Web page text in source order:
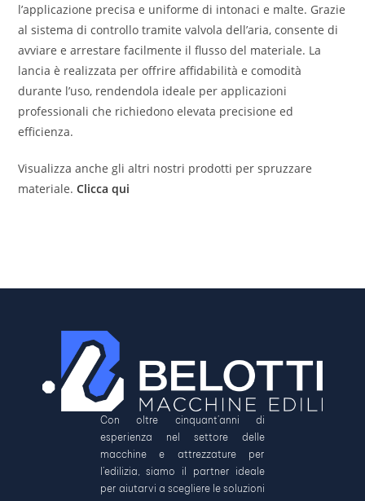
l’applicazione precisa e uniforme di intonaci e malte. Grazie
al sistema di controllo tramite valvola dell’aria, consente di
avviare e arrestare facilmente il flusso del materiale. La
lancia è realizzata per offrire affidabilità e comodità
durante l’uso, rendendola ideale per applicazioni
professionali che richiedono elevata precisione ed
efficienza.
Visualizza anche gli altri nostri prodotti per spruzzare
materiale.Clicca qui
Con oltre cinquant’anni di
esperienza nel settore delle
macchine e attrezzature per
l’edilizia, siamo il partner ideale
per aiutarvi a scegliere le soluzioni